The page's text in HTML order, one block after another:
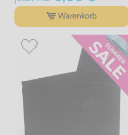
Warenkorb